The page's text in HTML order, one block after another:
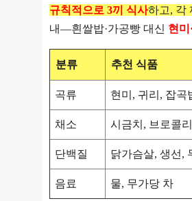
규칙적으로 3끼 식사하고, 각
내—흰쌀밥·가공빵 대신 현미
분류 추천 식품
곡류 현미, 귀리, 잡곡
채소 시금치, 브로콜
단백질 닭가슴살, 생선,
음료 물, 무가당 차